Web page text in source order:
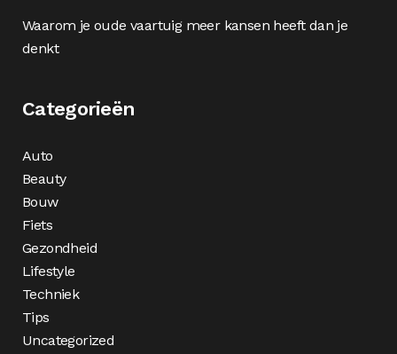
Waarom je oude vaartuig meer kansen heeft dan je
denkt
Categorieën
Auto
Beauty
Bouw
Fiets
Gezondheid
Lifestyle
Techniek
Tips
Uncategorized